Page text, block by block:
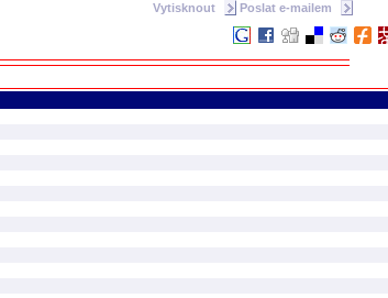
Vytisknout Poslat e-mailem